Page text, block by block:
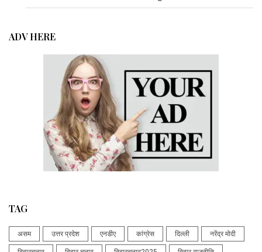
ADV HERE
TAG
असम उत्तर प्रदेश एनडीए कांग्रेस दिल्ली नरेंद्र मोदी